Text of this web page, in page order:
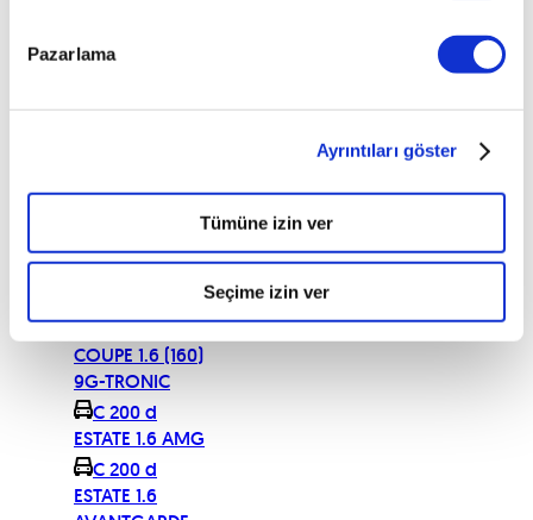
Pazarlama
Ayrıntıları göster
Tümüne izin ver
Seçime izin ver
CABRIOLET FL
C 200 CGI
C 200 d
COUPE 1.6 (160)
9G-TRONIC
C 200 d
ESTATE 1.6 AMG
C 200 d
ESTATE 1.6